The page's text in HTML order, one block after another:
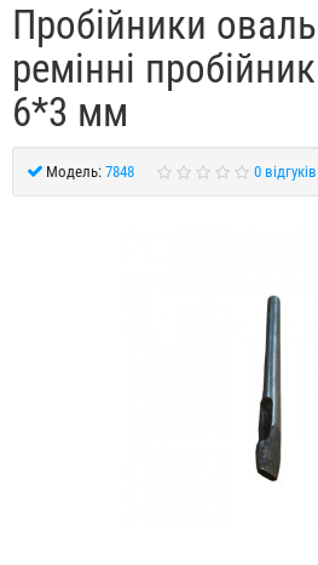
Пробійники
ремінні
6*3 мм
Модель: 7848 0 відгуків